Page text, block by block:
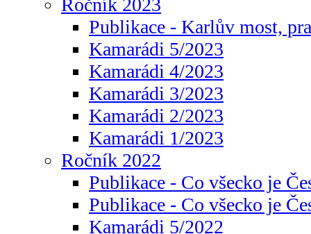
Ročník 2023
Publikace - Karlův most,
Kamarádi 5/2023
Kamarádi 4/2023
Kamarádi 3/2023
Kamarádi 2/2023
Kamarádi 1/2023
Ročník 2022
Publikace - Co všecko je
Publikace - Co všecko je
Kamarádi 5/2022